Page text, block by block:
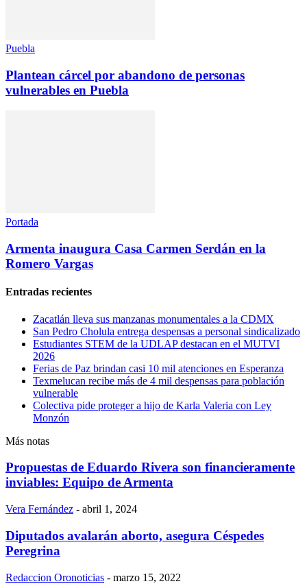
Puebla
Plantean cárcel por abandono de personas
vulnerables en Puebla
Portada
Armenta inaugura Casa Carmen Serdán en la
Romero Vargas
Entradas recientes
Zacatlán lleva sus manzanas monumentales a la CDMX
San Pedro Cholula entrega despensas a personal sindicalizado
Estudiantes STEM de la UDLAP destacan en el MUTVI
2026
Ferias de Paz brindan casi 10 mil atenciones en Esperanza
Texmelucan recibe más de 4 mil despensas para población
vulnerable
Colectiva pide proteger a hijo de Karla Valeria con Ley
Monzón
Más notas
Propuestas de Eduardo Rivera son financieramente
inviables: Equipo de Armenta
Vera Fernández - abril 1, 2024
Diputados avalarán aborto, asegura Céspedes
Peregrina
Redaccion Oronoticias - marzo 15, 2022